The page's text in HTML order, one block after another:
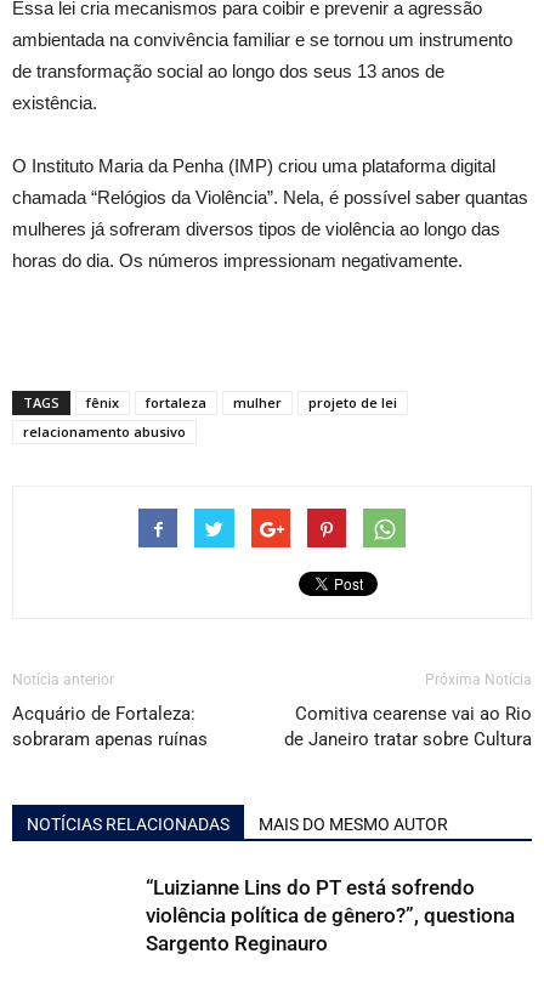
Essa lei cria mecanismos para coibir e prevenir a agressão
ambientada na convivência familiar e se tornou um instrumento
de transformação social ao longo dos seus 13 anos de
existência.
O Instituto Maria da Penha (IMP) criou uma plataforma digital
chamada “Relógios da Violência”. Nela, é possível saber quantas
mulheres já sofreram diversos tipos de violência ao longo das
horas do dia. Os números impressionam negativamente.
TAGS fênix fortaleza mulher
projeto de lei
relacionamento abusivo
Notícia anterior
Acquário de Fortaleza:
sobraram apenas ruínas
Próxima Notícia
Comitiva cearense vai ao Rio
de Janeiro tratar sobre Cultura
NOTÍCIAS RELACIONADAS MAIS DO MESMO AUTOR
“Luizianne Lins do PT está sofrendo
violência política de gênero?”, questiona
Sargento Reginauro